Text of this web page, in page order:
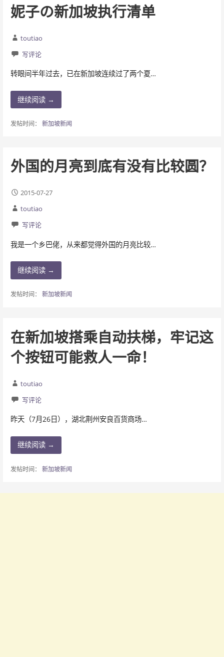
妮子の新加坡执行清单
toutiao
写评论
转眼间半年过去，已在新加坡连续过了两个夏…
继续阅读 →
发帖时间： 新加坡新闻
外国的月亮到底有没有比较圆？
2015-07-27
toutiao
写评论
我是一个乡巴佬，从来都觉得外国的月亮比较…
继续阅读 →
发帖时间： 新加坡新闻
在新加坡搭乘自动扶梯，牢记这
个按钮可能救人一命！
toutiao
写评论
昨天（7月26日），湖北荆州安良百货商场…
继续阅读 →
发帖时间： 新加坡新闻